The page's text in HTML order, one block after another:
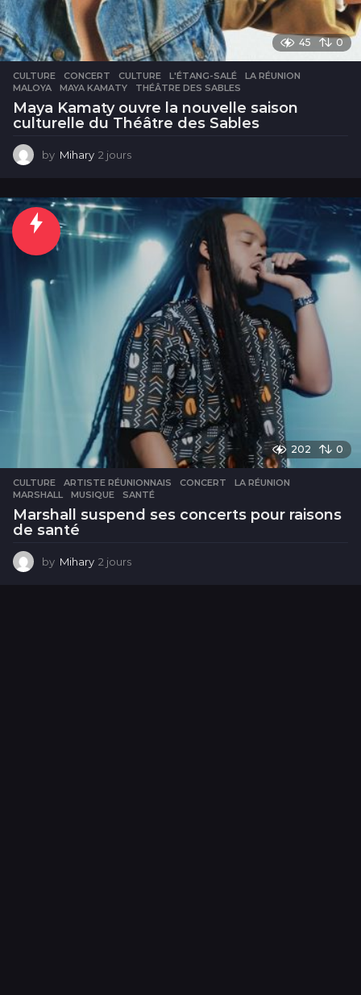
45 0
CULTURE CONCERT ,CULTURE ,L'ÉTANG-SALÉ ,LA RÉUNION
MALOYA
,MAYA KAMATY ,THÉÂTRE DES SABLES
Maya Kamaty ouvre la nouvelle saison
culturelle du Théâtre des Sables
by Mihary 2 jours
u
r
s
202 0
CULTURE ARTISTE RÉUNIONNAIS ,CONCERT ,LA RÉUNION
MARSHALL
,MUSIQUE ,SANTÉ
Marshall suspend ses concerts pour raisons
de santé
by Mihary 2 jours